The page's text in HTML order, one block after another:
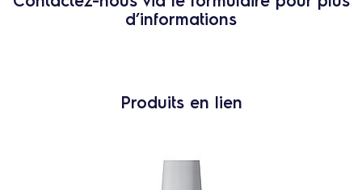
d’informations
Produits en lien